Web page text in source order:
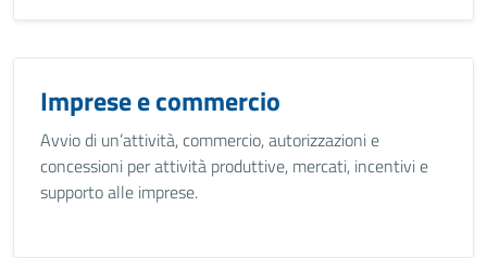
Imprese e commercio
Avvio di un’attività, commercio, autorizzazioni e
concessioni per attività produttive, mercati, incentivi e
supporto alle imprese.